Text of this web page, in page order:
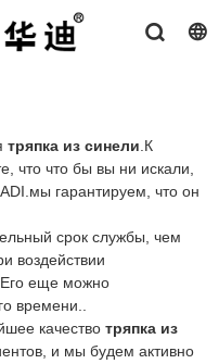
тряпка из синели.К
что что бы вы ни искали,
гарантируем, что он
срок службы, чем
воздействии
Его еще можно
времени..
качество тряпка из
и мы будем активно